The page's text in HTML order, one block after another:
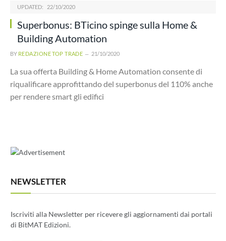
UPDATED: 22/10/2020
Superbonus: BTicino spinge sulla Home &
Building Automation
BY REDAZIONE TOP TRADE 21/10/2020
La sua offerta Building & Home Automation consente di
riqualificare approfittando del superbonus del 110% anche
per rendere smart gli edifici
NEWSLETTER
Iscriviti alla Newsletter per ricevere gli aggiornamenti dai portali
di BitMAT Edizioni.